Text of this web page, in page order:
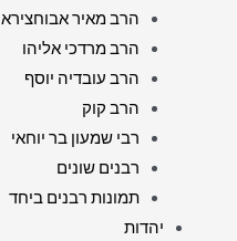
הרב מאיר אבוחצירא
הרב מרדכי אליהו
הרב עובדיה יוסף
הרב קוק
רבי שמעון בר יוחאי
רבנים שונים
תמונות רבנים ביחד
יהדות